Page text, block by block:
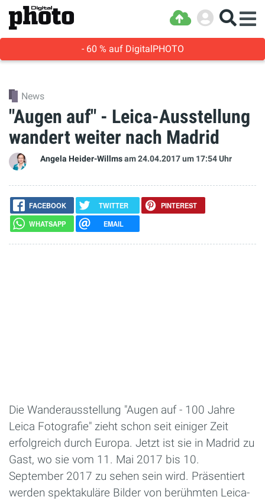
- 60 % auf DigitalPHOTO
News
"Augen auf" - Leica-Ausstellung
wandert weiter nach Madrid
Angela Heider-Willmsam 24.04.2017um 17:54 Uhr
FACEBOOK TWITTER
PINTEREST
WHATSAPP
EMAIL
Die Wanderausstellung "Augen auf - 100 Jahre
Leica Fotografie" zieht schon seit einiger Zeit
erfolgreich durch Europa. Jetzt ist sie in Madrid zu
Gast, wo sie vom 11. Mai 2017 bis 10.
September 2017 zu sehen sein wird. Präsentiert
werden spektakuläre Bilder von berühmten Leica-